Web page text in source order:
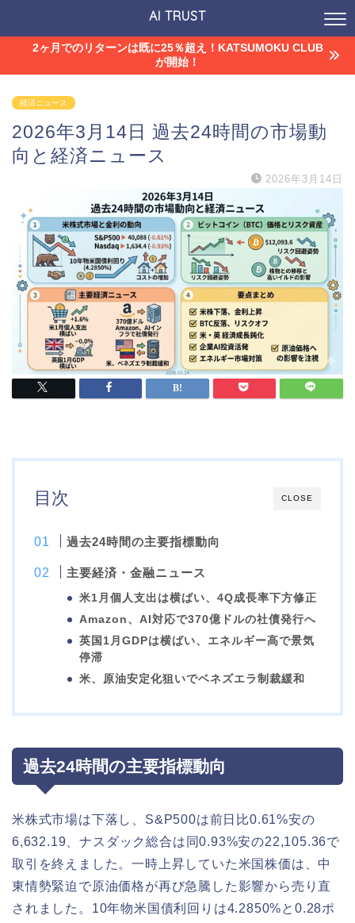
AI TRUST
2ヶ月でのリターンは既に25％超え！KATSUMOKU CLUB
が開始！
経済ニュース
2026年3月14日 過去24時間の市場動
向と経済ニュース
2026年3月14日
CLOSE
目次
過去24時間の主要指標動向
主要経済・金融ニュース
米1月個人支出は横ばい、4Q成長率下方修正
Amazon、AI対応で370億ドルの社債発行へ
英国1月GDPは横ばい、エネルギー高で景気
停滞
米、原油安定化狙いでベネズエラ制裁緩和
過去24時間の主要指標動向
米株式市場は下落し、S&P500は前日比0.61%安の
6,632.19、ナスダック総合は同0.93%安の22,105.36で
取引を終えました。一時上昇していた米国株価は、中
東情勢緊迫で原油価格が再び急騰した影響から売り直
されました。10年物米国債利回りは4.2850%と0.28ポ